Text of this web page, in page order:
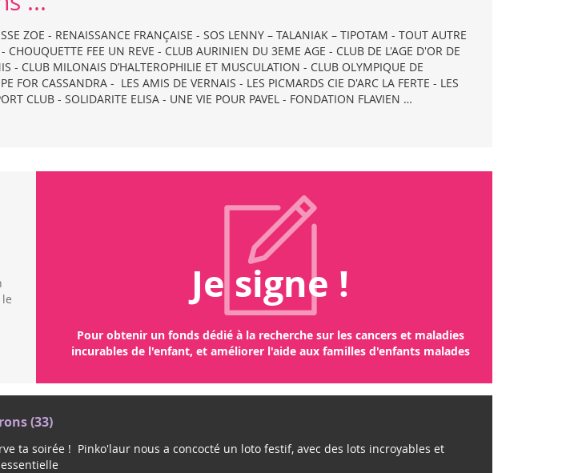
ZOE - RENAISSANCE FRANÇAISE - SOS LENNY – TALANIAK – TIPOTAM - TOUT AUTRE
FEE UN REVE - CLUB AURINIEN DU 3EME AGE - CLUB DE L'AGE D'OR DE
- CLUB MILONAIS D’HALTEROPHILIE ET MUSCULATION - CLUB OLYMPIQUE DE
CASSANDRA - LES AMIS DE VERNAIS - LES PICMARDS CIE D'ARC LA FERTE - LES
CLUB - SOLIDARITE ELISA - UNE VIE POUR PAVEL - FONDATION FLAVIEN …
et préclinique
ont
de financement
à chercher de
Le cancer est la 1ère cause de mortalité
des enfants par maladie. Les leucémies, les tumeurs cérébrales et les
sarcomes prédominent nettement.
Je signe !
Pour obtenir un fonds dédié à la recherche sur les cancers et maladies
incurables de l'enfant, et améliorer l'aide aux familles d'enfants malades
(33)
ta soirée ! Pinko'laur nous a concocté un loto festif, avec des lots incroyables et